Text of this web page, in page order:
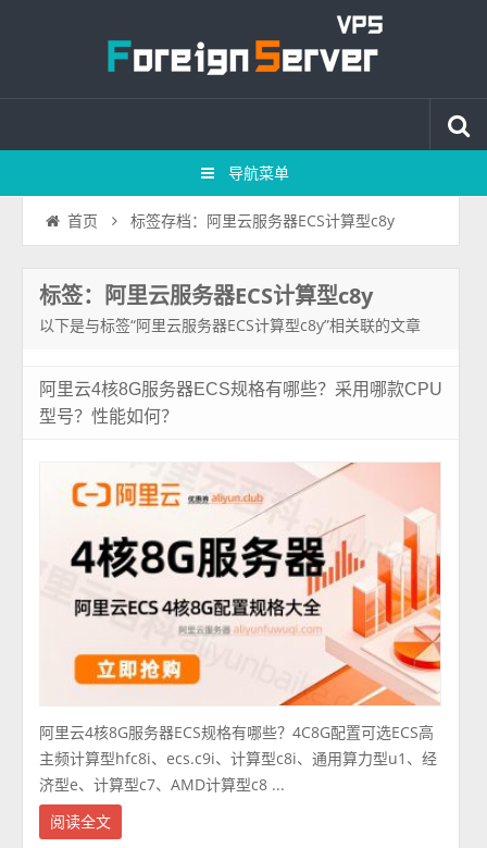
导航菜单
首页 标签存档：阿里云服务器ECS计算型c8y
标签：阿里云服务器ECS计算型c8y
以下是与标签“阿里云服务器ECS计算型c8y”相关联的文章
阿里云4核8G服务器ECS规格有哪些？采用哪款CPU
型号？性能如何？
阿里云4核8G服务器ECS规格有哪些？4C8G配置可选ECS高
主频计算型hfc8i、ecs.c9i、计算型c8i、通用算力型u1、经
济型e、计算型c7、AMD计算型c8 ...
阅读全文